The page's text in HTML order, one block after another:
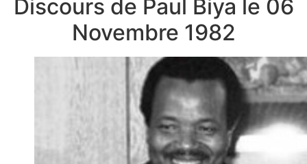
Discours de Paul Biya le 06
Novembre 1982